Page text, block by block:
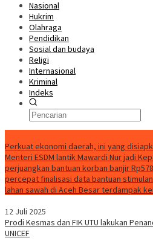
Nasional
Hukrim
Olahraga
Pendidikan
Sosial dan budaya
Religi
Internasional
Kriminal
Indeks
Perkuat ekonomi daerah, ini yang
Menteri ESDM lantik Mawardi Nur jadi
perjuangkan bantuan korban banjir
percepat finalisasi data bantuan
lahan sawah di Aceh Besar terdampak
12 Juli 2025
Prodi Kesmas dan FIK UTU lakukan
UNICEF